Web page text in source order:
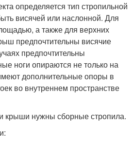
определяется тип стропильной
висячей или наслонной. Для
а также для верхних
предпочтительны висячие
предпочтительны
ноги опираются не только на
дополнительные опоры в
во внутреннем пространстве
крыши нужны сборные стропила.